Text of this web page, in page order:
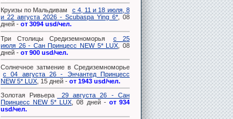
Круизы по Мальдивам
с 4, 11 и 18 июля, 8
и 22 августа 2026 - Scubaspa Ying 6*, 08
дней - от 3094 usd/чел.
Три Столицы Средиземноморья
с 25
июля 26 - Сан Принцесс NEW 5* LUX , 08
дней - от 900 usd/чел.
Солнечное затмение в Средиземноморье
с 04 августа 26 - Энчантед Принцесс
NEW 5* LUX, 15 дней - от 1943 usd/чел.
Золотая Ривьера
29 августа 26 - Сан
Принцесс NEW 5* LUX , 08 дней - от 934
usd/чел.